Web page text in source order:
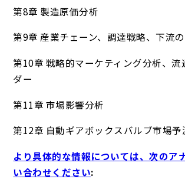
第8章 製造原価分析
第9章 産業チェーン、調達戦略、下流
第10章 戦略的マーケティング分析、流
ダー
第11章 市場影響分析
第12章 自動ギアボックスバルブ市場予
より具体的な情報については、次のア
い合わせください: